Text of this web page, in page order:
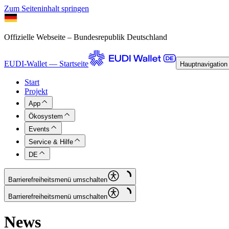
Zum Seiteninhalt springen
Offizielle Webseite – Bundesrepublik Deutschland
EUDI-Wallet — Startseite
Start
Projekt
App
Ökosystem
Events
Service & Hilfe
DE
Barrierefreiheitsmenü umschalten
Barrierefreiheitsmenü umschalten
News